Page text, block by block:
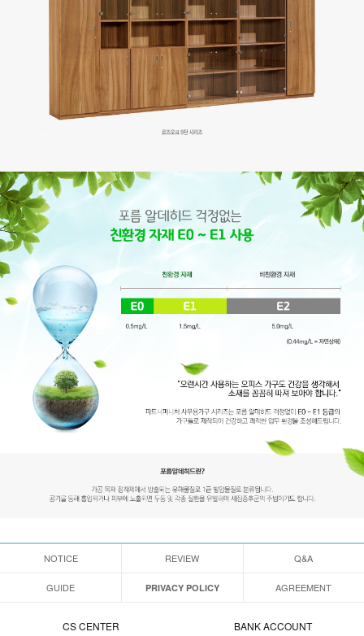
NOTICE REVIEW Q&A
GUIDE PRIVACY POLICY AGREEMENT
CS CENTER BANK ACCOUNT